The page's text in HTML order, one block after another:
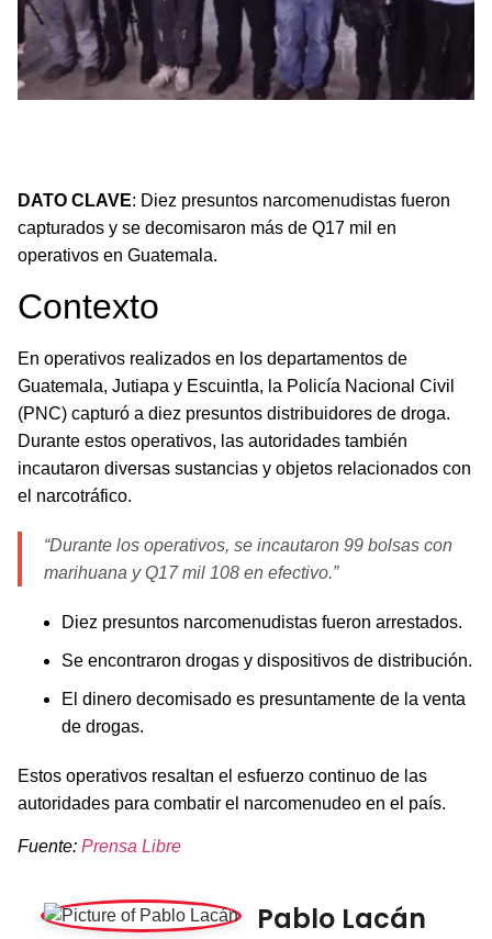
DATO CLAVE: Diez presuntos narcomenudistas fueron
capturados y se decomisaron más de Q17 mil en
operativos en Guatemala.
Contexto
En operativos realizados en los departamentos de
Guatemala, Jutiapa y Escuintla, la Policía Nacional Civil
(PNC) capturó a diez presuntos distribuidores de droga.
Durante estos operativos, las autoridades también
incautaron diversas sustancias y objetos relacionados con
el narcotráfico.
“Durante los operativos, se incautaron 99 bolsas con
marihuana y Q17 mil 108 en efectivo.”
Diez presuntos narcomenudistas fueron arrestados.
Se encontraron drogas y dispositivos de distribución.
El dinero decomisado es presuntamente de la venta
de drogas.
Estos operativos resaltan el esfuerzo continuo de las
autoridades para combatir el narcomenudeo en el país.
Fuente: Prensa Libre
Pablo Lacán